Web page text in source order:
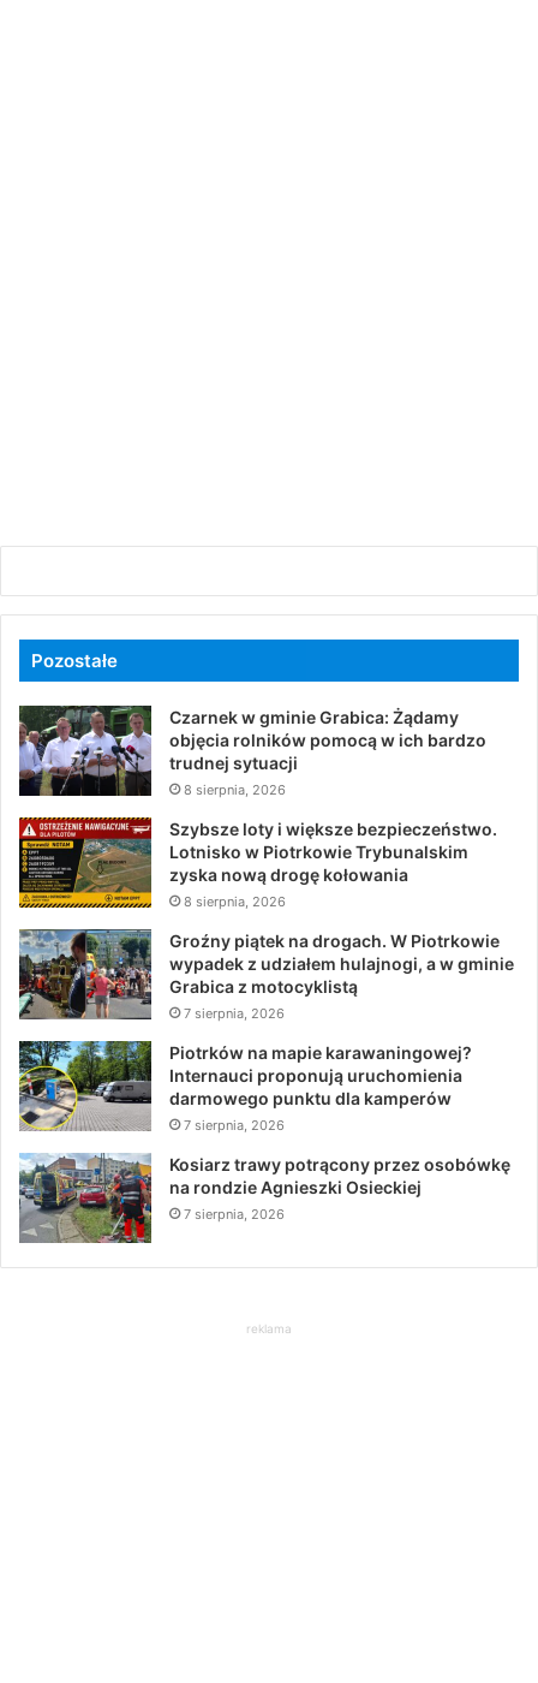
Pozostałe
Czarnek w gminie Grabica: Żądamy
objęcia rolników pomocą w ich bardzo
trudnej sytuacji
8 sierpnia, 2026
Szybsze loty i większe bezpieczeństwo.
Lotnisko w Piotrkowie Trybunalskim
zyska nową drogę kołowania
8 sierpnia, 2026
Groźny piątek na drogach. W Piotrkowie
wypadek z udziałem hulajnogi, a w gminie
Grabica z motocyklistą
7 sierpnia, 2026
Piotrków na mapie karawaningowej?
Internauci proponują uruchomienia
darmowego punktu dla kamperów
7 sierpnia, 2026
Kosiarz trawy potrącony przez osobówkę
na rondzie Agnieszki Osieckiej
7 sierpnia, 2026
reklama